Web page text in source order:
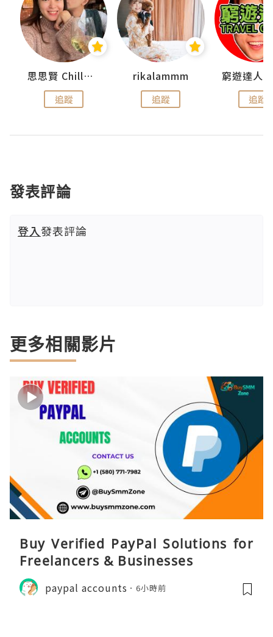
思思賢 ChillMyBabe
追蹤
rikalammm
追蹤 追蹤
發表評論
登入發表評論
更多相關影片
Buy Verified PayPal Solutions for
Freelancers & Businesses
paypal accounts 6小時前